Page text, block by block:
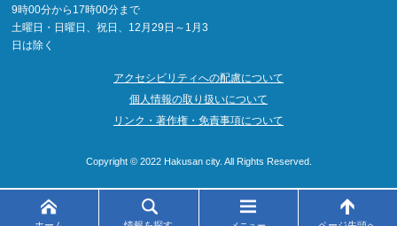
9時00分から17時00分まで
土曜日・日曜日、祝日、12月29日～1月3
日は除く
アクセシビリティへの配慮について
個人情報の取り扱いについて
リンク・著作権・免責事項について
Copyright © 2022 Hakusan city. All Rights Reserved.